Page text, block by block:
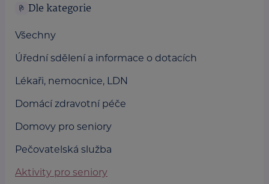
Dle kategorie
Všechny
Úřední sdělení a informace o dotacích
Lékaři, nemocnice, LDN
Domácí zdravotní péče
Domovy pro seniory
Pečovatelská služba
Aktivity pro seniory